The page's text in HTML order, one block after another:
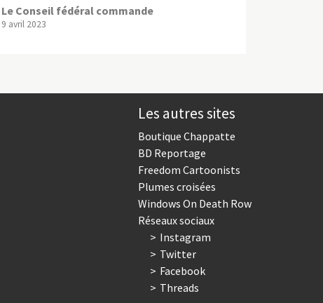
Le Conseil fédéral commande
9 avril 2023
Les autres sites
Boutique Chappatte
BD Reportage
Freedom Cartoonists
Plumes croisées
Windows On Death Row
Réseaux sociaux
Instagram
Twitter
Facebook
Threads